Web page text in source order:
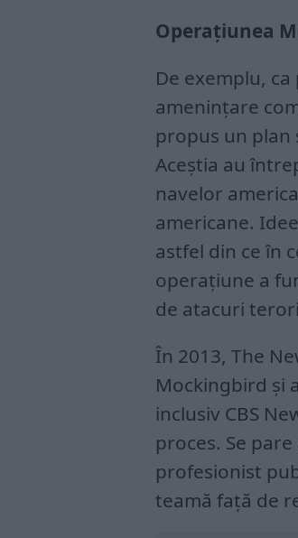
Operațiunea
De exemplu,
amenințare
propus un plan
Aceștia au
navelor
americane.
astfel din ce în
operațiune a
de atacuri
În 2013, The
Mockingbird și
inclusiv CBS
proces. Se
profesionist
teamă față de